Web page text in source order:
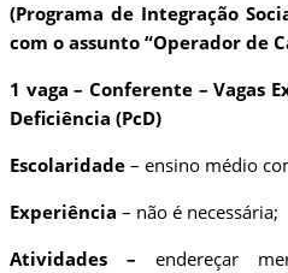
(Programa de Integração
com o assunto “Operador de
1 vaga – Conferente – Vagas
Deficiência (PcD)
Escolaridade – ensino médio
Experiência – não é necessária;
Atividades – endereçar